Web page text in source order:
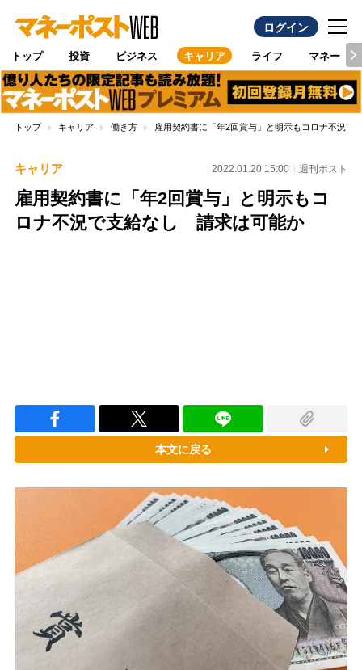
ログイン
トップ 投資 ビジネス キャリア ライフ マネー
トップ キャリア 働き方 雇用契約書に「年2回賞与」と明示もコロナ不況
キャリア 2022.01.20 15:00 週刊ポスト
雇用契約書に「年2回賞与」と明示もコ
ロナ不況で支給なし 請求は可能か
本文に戻る